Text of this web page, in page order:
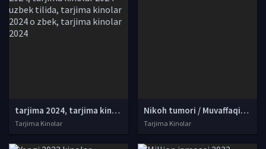
tarjima 2024, tarjima kinolar 2024, uzbek tarjima 2024, tarjima kinolar tilida tilida 2024, uzbek tilida tarjima 2024, kino tarjima 2024, uzbek tarjima kinolar 2024, tarjima kinolar 2024 uzbek tilida, tarjima kinolar 2024 o zbek, tarjima kinolar 2024
Tarjima Kinolar
Nikoh tumori / Muvaffaqiyatsiz nikoh / Suhaag Hind retrosi Uzbek tilida O'zbekcha tarjima kino 1994 SD skachat
Tarjima Kinolar